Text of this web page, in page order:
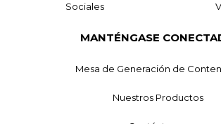
Sociales
MANTÉNGASE
Mesa de Generación de
Nuestros Productos